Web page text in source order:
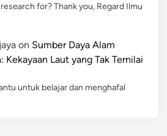
for? Thank you, Regard Ilmu
on Sumber Daya Alam
Kekayaan Laut yang Tak Ternilai
untuk belajar dan menghafal